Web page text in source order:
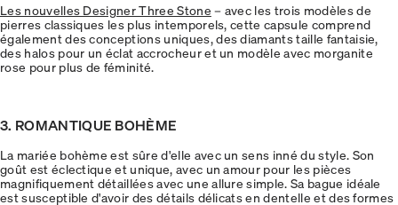
Les nouvelles Designer Three Stone – avec les trois modèles de
pierres classiques les plus intemporels, cette capsule comprend
également des conceptions uniques, des diamants taille fantaisie,
des halos pour un éclat accrocheur et un modèle avec morganite
rose pour plus de féminité.
3. ROMANTIQUE BOHÈME
La mariée bohème est sûre d'elle avec un sens inné du style. Son
goût est éclectique et unique, avec un amour pour les pièces
magnifiquement détaillées avec une allure simple. Sa bague idéale
est susceptible d'avoir des détails délicats en dentelle et des formes